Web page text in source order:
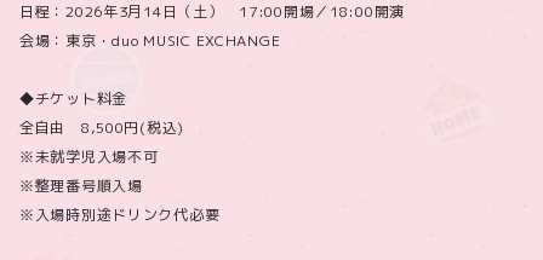
日程：2026年3月14日（土） 17:00開場／18:00開演
会場：東京・duo MUSIC EXCHANGE
◆チケット料金
全自由 8,500円(税込)
※未就学児入場不可
※整理番号順入場
※入場時別途ドリンク代必要